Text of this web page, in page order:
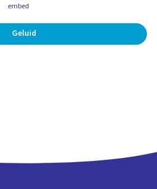
embed
Geluid